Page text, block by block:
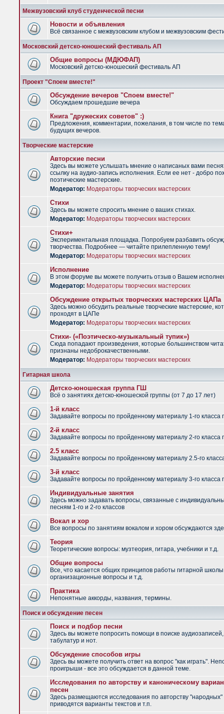
Межвузовский клуб студенческой песни
Новости и объявления
Всё связанное с межвузовским клубом и межвузовским
Московский детско-юношеский фестиваль АП
Общие вопросы (МДЮФАП)
Московский детско-юношеский фестиваль АП
Проект "Споем вместе!"
Обсуждение вечеров "Споем вместе!"
Обсуждаем прошедшие вечера
Книга "дружеских советов" :)
Предложения, комментарии, пожелания, в том числе по
будущих вечеров.
Творческие мастерские
Авторские песни
Здесь вы можете услышать мнение о написаных вами
ссылку на аудио-запись исполнения. Если ее нет - добро
поэтические мастерские.
Модератор: Модераторы творческих мастерских
Стихи
Здесь вы можете спросить мнение о ваших стихах.
Модератор: Модераторы творческих мастерских
Стихи+
Экспериментальная площадка. Попробуем разбавить
творчества. Подробнее — читайте прилепленную тему!
Модератор: Модераторы творческих мастерских
Исполнение
В этом форуме вы можете получить отзыв о Вашем
Модератор: Модераторы творческих мастерских
Обсуждение открытых творческих мастерских ЦАПа
Здесь можно обсудить реальные творческие мастерские,
проходят в ЦАПе
Модератор: Модераторы творческих мастерских
Стихи- («Поэтическо-музыкальный тупик»)
Сюда попадают произведения, которые большинством
признаны недоброкачественными.
Модератор: Модераторы творческих мастерских
Гитарная школа
Детско-юношеская группа ГШ
Всё о занятиях детско-юношеской группы (от 7 до 17 лет)
1-й класс
Задавайте вопросы по пройденному материалу 1-го класса
2-й класс
Задавайте вопросы по пройденному материалу 2-го класса
2.5 класс
Задавайте вопросы по пройденному материалу 2.5-го
3-й класс
Задавайте вопросы по пройденному материалу 3-го класса
Индивидуальные занятия
Здесь можно задавать вопросы, связанные с
песням 1-го и 2-го классов
Вокал и хор
Все вопросы по занятиям вокалом и хором обсуждаются
Теория
Теоретические вопросы: музтеория, гитара, учебники и т.д.
Общие вопросы
Все, что касается общих принципов работы гитарной
организационные вопросы и т.д.
Практика
Непонятные аккорды, названия, термины.
Поиск и обсуждение песен
Поиск и подбор песни
Здесь вы можете попросить помощи в поиске аудиозаписей,
табулатур и нот.
Обсуждение способов игры
Здесь вы можете получить ответ на вопрос "как играть".
проигрыши - все это обсуждается в данной теме.
Исследования по авторству и каноническому
песен
Здесь размещаются исследования по авторству "народных"
приводятся варианты текстов и т.п.